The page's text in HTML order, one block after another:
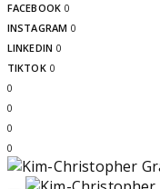
FACEBOOK 0
INSTAGRAM 0
LINKEDIN 0
TIKTOK 0
0
0
0
0